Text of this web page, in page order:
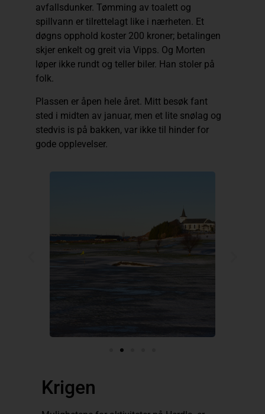
avfallsdunker. Tømming av toalett og
spillvann er tilrettelagt like i nærheten. Et
døgns opphold koster 200 kroner; betalingen
skjer enkelt og greit via Vipps. Og Morten
løper ikke rundt og teller biler. Han stoler på
folk.
Plassen er åpen hele året. Mitt besøk fant
sted i midten av januar, men et lite snølag og
stedvis is på bakken, var ikke til hinder for
gode opplevelser.
Krigen